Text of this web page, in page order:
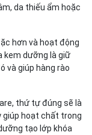
da thiếu ẩm hoặc
hơn và hoạt động
kem dưỡng là giữ
và giúp hàng rào
thứ tự đúng sẽ là
giúp hoạt chất trong
tạo lớp khóa